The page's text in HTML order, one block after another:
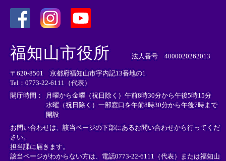
外
部
リ
ン
ク
＞
外
リ
ン
ク
＞
外
部
ン
ク
＞
福知山市役所 法人番号 4000020262013
〒620-8501 京都府福知山市字内記13番地の1
Tel：0773-22-6111（代表）
開庁時間：
月曜から金曜（祝日除く）午前8時30分から午後5時15分
水曜（祝日除く）一部窓口を午前8時30分から午後7時まで
開設
お問い合わせは、該当ページの下部にあるお問い合わせから行ってくだ
さい。
担当課に届きます。
該当ページがわからない方は、電話0773-22-6111（代表）または福知山